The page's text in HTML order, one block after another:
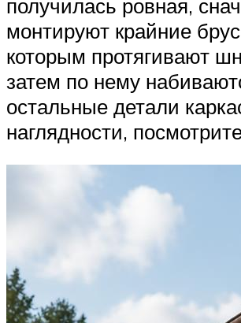
получилась ровная,
монтируют крайние
которым протягивают
затем по нему
остальные детали
наглядности,